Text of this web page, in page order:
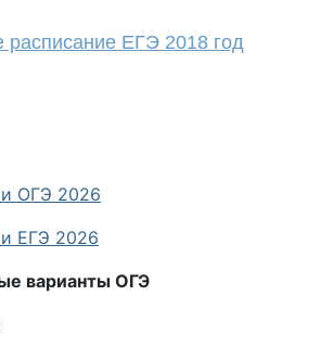
ЕГЭ 2018 год
ОГЭ 2026
ЕГЭ 2026
варианты ОГЭ